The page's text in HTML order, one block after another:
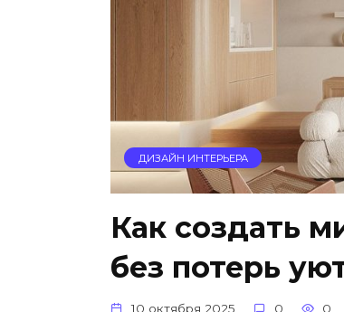
ДИЗАЙН ИНТЕРЬЕРА
Как создать
без потерь
10 октября 2025 0 0